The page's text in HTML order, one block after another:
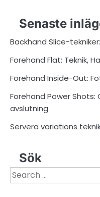
Senaste
Backhand Slice-
Forehand Flat: Teknik,
Forehand Inside-Out:
Forehand Power Shots:
avslutning
Servera variations
Sök
Search
for: